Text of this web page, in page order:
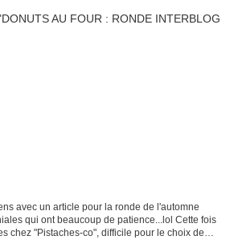
avec un article pour la ronde de l'automne
qui ont beaucoup de patience...lol Cette fois
chez "Pistaches-co", difficile pour le choix de